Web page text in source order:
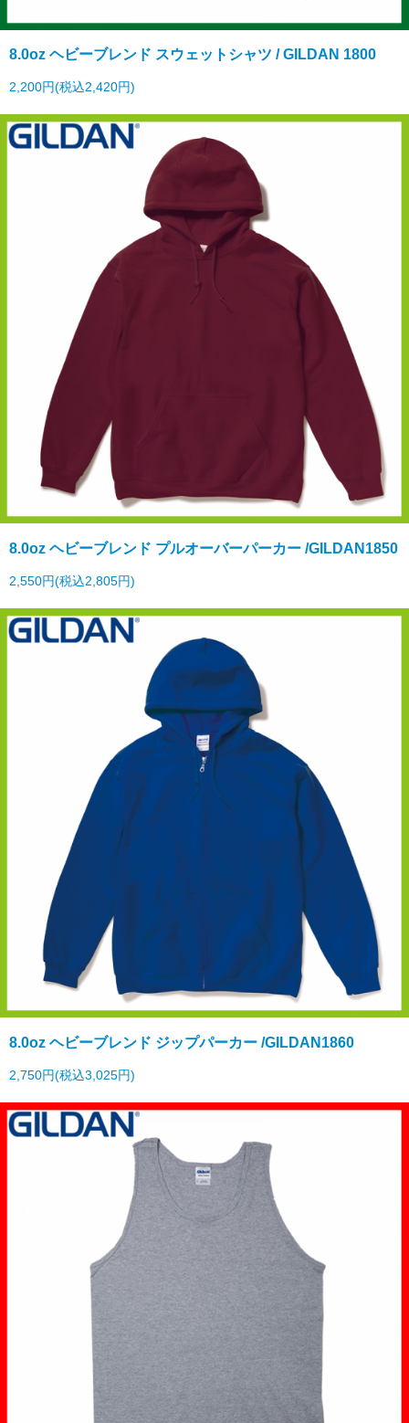
8.0oz ヘビーブレンド スウェットシャツ / GILDAN 1800
2,200円(税込2,420円)
8.0oz ヘビーブレンド プルオーバーパーカー /GILDAN1850
2,550円(税込2,805円)
8.0oz ヘビーブレンド ジップパーカー /GILDAN1860
2,750円(税込3,025円)